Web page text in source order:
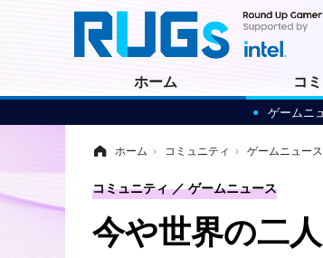
ホーム コ
ゲームニ
ホーム › コミュニティ › ゲームニュース
今や世界の二
コミュニティ ゲームニュース